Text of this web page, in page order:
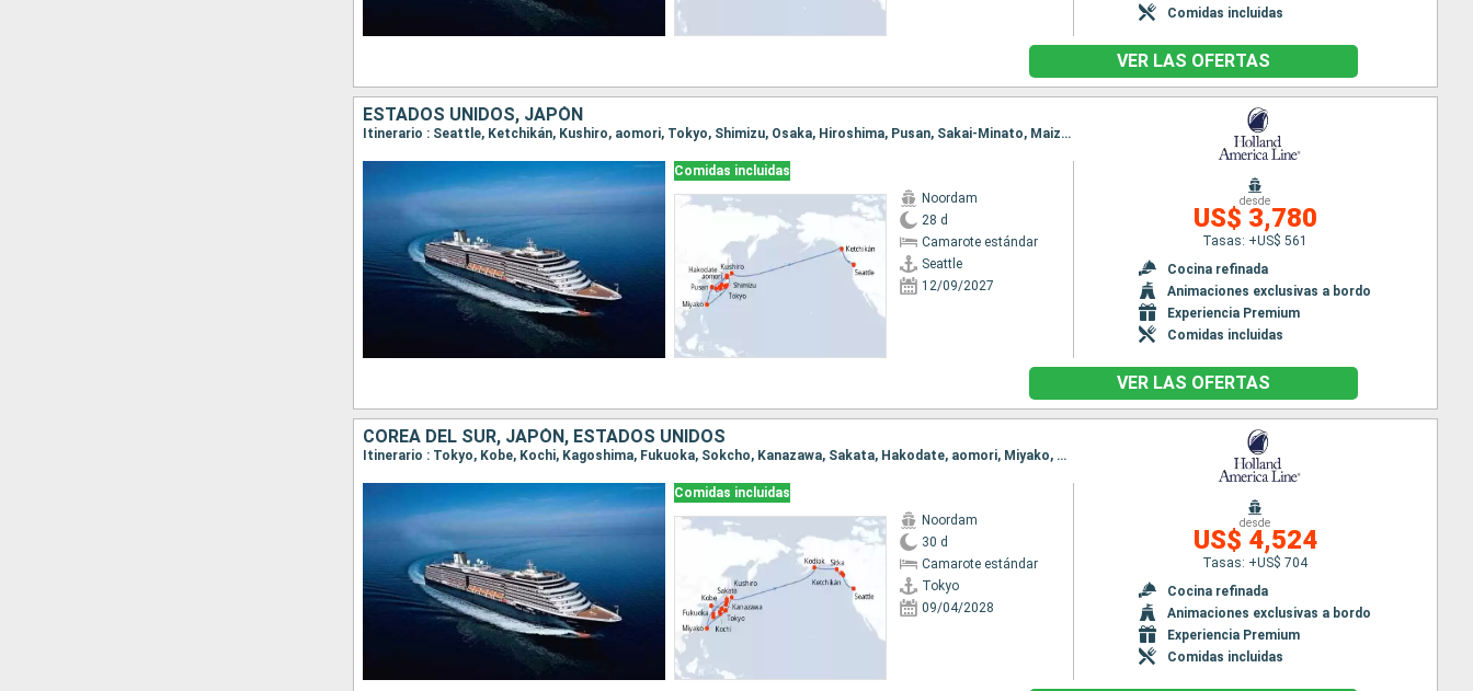
Comidas incluidas
VER LAS OFERTAS
ESTADOS UNIDOS, JAPÓN
Itinerario : Seattle, Ketchikán, Kushiro, aomori, Tokyo, Shimizu, Osaka, Hiroshima, Pusan, Sakai-Minato, Maizuru, Kanazawa, Hakodate, Miyako, hittachinaka, Tokyo
Comidas incluidas
Noordam
28 d
Camarote estándar
Seattle
12/09/2027
desde
US$ 3,780
Tasas: +US$ 561
Cocina refinada
Animaciones exclusivas a bordo
Experiencia Premium
Comidas incluidas
VER LAS OFERTAS
COREA DEL SUR, JAPÓN, ESTADOS UNIDOS
Itinerario : Tokyo, Kobe, Kochi, Kagoshima, Fukuoka, Sokcho, Kanazawa, Sakata, Hakodate, aomori, Miyako, Tokyo, Kushiro, Kodiak, Sitka, Ketchikán, Prince Rupert, Seattle
Comidas incluidas
Noordam
30 d
Camarote estándar
Tokyo
09/04/2028
desde
US$ 4,524
Tasas: +US$ 704
Cocina refinada
Animaciones exclusivas a bordo
Experiencia Premium
Comidas incluidas